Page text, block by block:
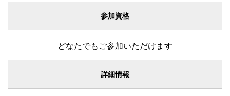
参加資格
どなたでもご参加いただけます
詳細情報